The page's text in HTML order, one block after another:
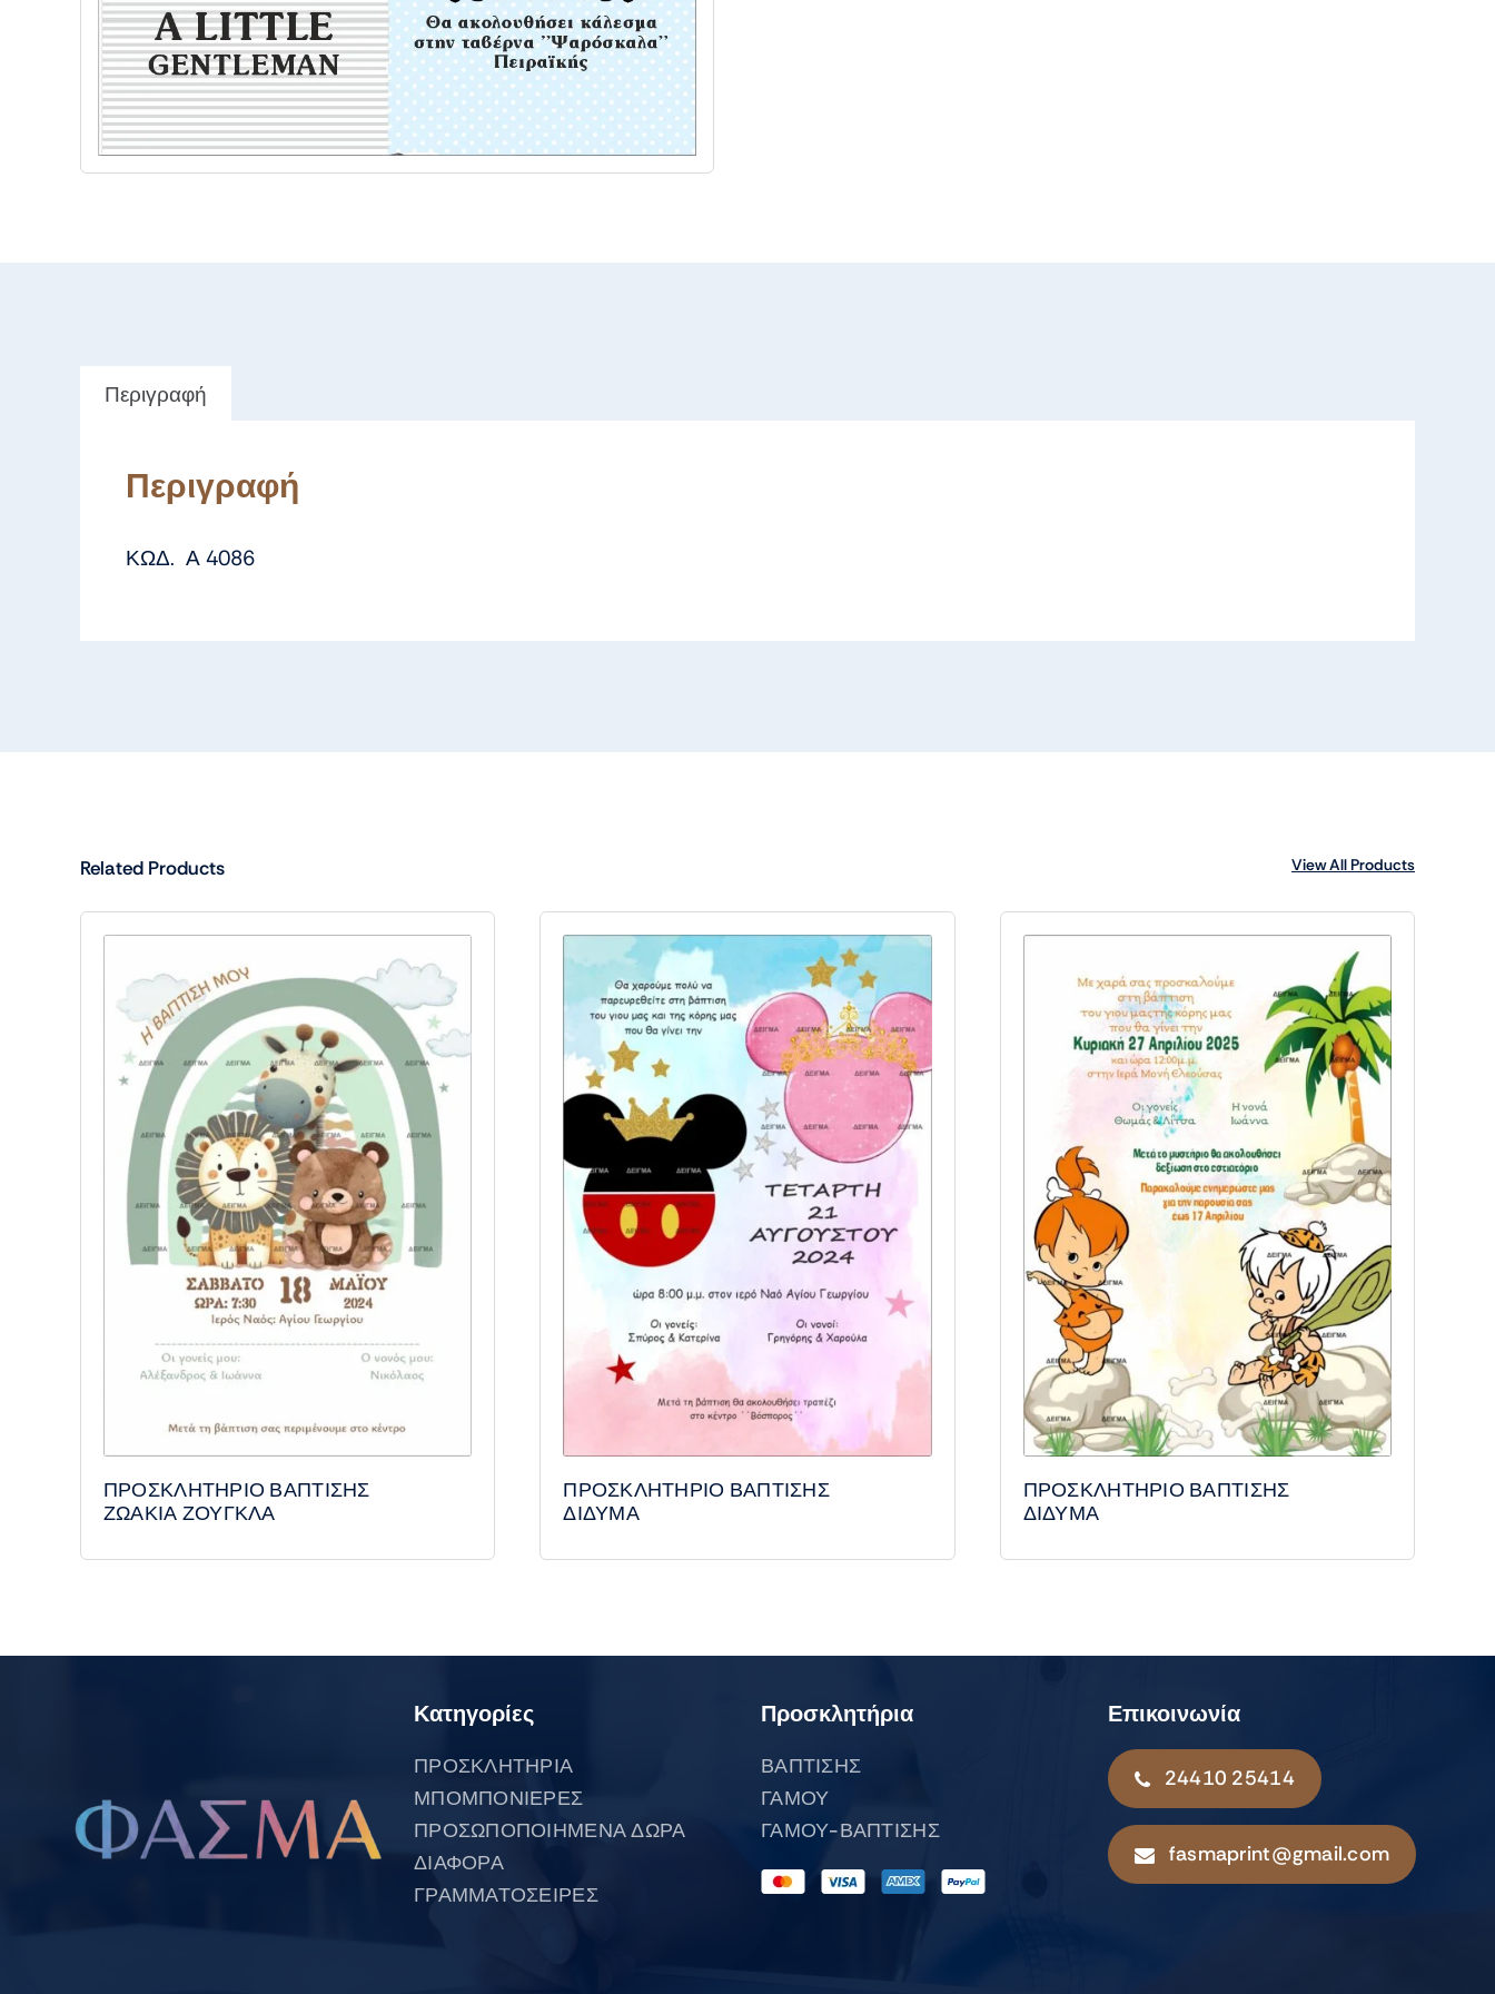
Περιγραφή
Περιγραφή
ΚΩΔ. Α 4086
Related Products View All Products
ΠΡΟΣΚΛΗΤΗΡΙΟ ΒΑΠΤΙΣΗΣ
ΖΩΑΚΙΑ ΖΟΥΓΚΛΑ
ΠΡΟΣΚΛΗΤΗΡΙΟ ΒΑΠΤΙΣΗΣ
ΔΙΔΥΜΑ
ΠΡΟΣΚΛΗΤΗΡΙΟ ΒΑΠΤΙΣΗΣ
ΔΙΔΥΜΑ
Κατηγορίες
ΠΡΟΣΚΛΗΤΗΡΙΑ
ΜΠΟΜΠΟΝΙΕΡΕΣ
ΠΡΟΣΩΠΟΠΟΙΗΜΕΝΑ ΔΩΡΑ
ΔΙΑΦΟΡΑ
ΓΡΑΜΜΑΤΟΣΕΙΡΕΣ
Προσκλητήρια
ΒΑΠΤΙΣΗΣ
ΓΑΜΟΥ
ΓΑΜΟΥ-ΒΑΠΤΙΣΗΣ
Επικοινωνία
24410 25414
fasmaprint@gmail.com